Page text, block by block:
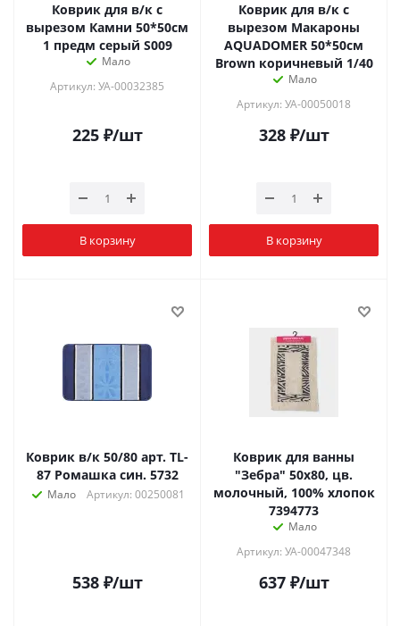
Коврик для в/к с
вырезом Камни 50*50см
1 предм серый S009
Мало
Артикул: УА-00032385
225₽/шт
В корзину
Коврик для в/к с
вырезом Макароны
AQUADOMER 50*50см
Brown коричневый 1/40
Мало
Артикул: УА-00050018
328₽/шт
В корзину
Коврик в/к 50/80 арт. TL-
87 Ромашка син. 5732
Мало Артикул: 00250081
538₽/шт
Коврик для ванны
"Зебра" 50х80, цв.
молочный, 100% хлопок
7394773
Мало
Артикул: УА-00047348
637₽/шт